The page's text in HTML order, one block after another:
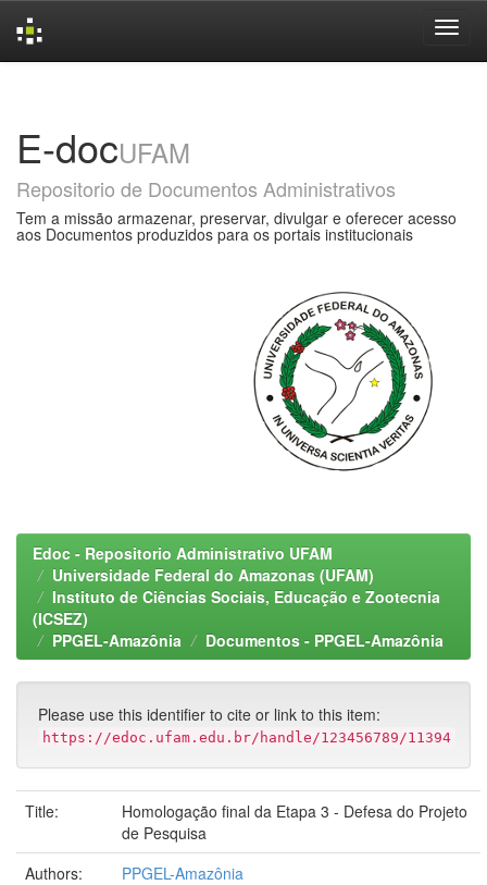
E-docUFAM
Repositorio de Documentos Administrativos
Tem a missão armazenar, preservar, divulgar e oferecer acesso
aos Documentos produzidos para os portais institucionais
Edoc - Repositorio Administrativo UFAM
Universidade Federal do Amazonas (UFAM)
Instituto de Ciências Sociais, Educação e Zootecnia
(ICSEZ)
PPGEL-Amazônia
Documentos - PPGEL-Amazônia
Please use this identifier to cite or link to this item:
https://edoc.ufam.edu.br/handle/123456789/11394
Title:
Homologação final da Etapa 3 - Defesa do Projeto
de Pesquisa
Authors:
PPGEL-Amazônia